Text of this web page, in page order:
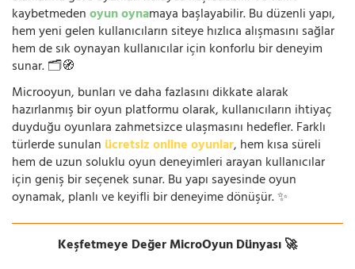
kaybetmedenoyun oynamaya başlayabilir. Bu düzenli yapı,
hem yeni gelen kullanıcıların siteye hızlıca alışmasını sağlar
hem de sık oynayan kullanıcılar için konforlu bir deneyim
sunar. 🗂️🧭
Microoyun, bunları ve daha fazlasını dikkate alarak
hazırlanmış bir oyun platformu olarak, kullanıcıların ihtiyaç
duyduğu oyunlara zahmetsizce ulaşmasını hedefler. Farklı
türlerde sunulan ücretsiz online oyunlar, hem kısa süreli
hem de uzun soluklu oyun deneyimleri arayan kullanıcılar
için geniş bir seçenek sunar. Bu yapı sayesinde oyun
oynamak, planlı ve keyifli bir deneyime dönüşür. ✨
Keşfetmeye Değer MicroOyun Dünyası 🚀